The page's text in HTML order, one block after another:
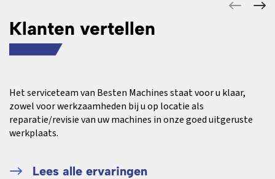
Klanten vertellen
Het serviceteam van Besten Machines staat voor u klaar,
zowel voor werkzaamheden bij u op locatie als
reparatie/revisie van uw machines in onze goed uitgeruste
werkplaats.
Lees alle ervaringen